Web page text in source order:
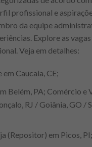
profissional e
da equipe
Explore as
Veja em detalhes:
Caucaia, CE;
PA; Comércio e
RJ / Goiânia, GO /
(Repositor) em Picos, PI;